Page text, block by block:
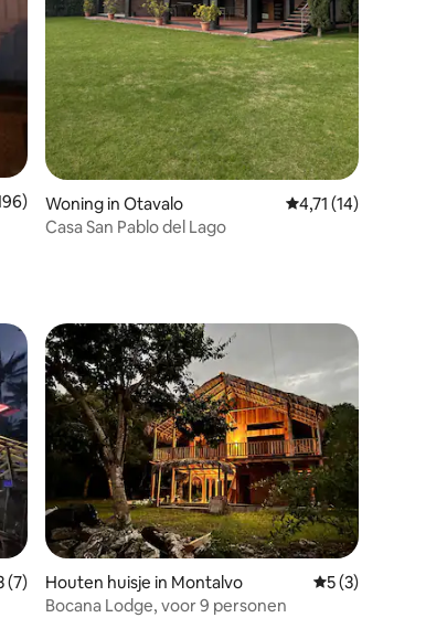
beoordeling van 4,58 op 5, 196 recensies
Woning in Otavalo Gemiddelde
4,71 (14)
Casa San Pablo del Lago
beoordeling van 4,43 op 5, 7 recensies
(7)
Houten huisje in Montalvo Gemiddelde
5 (3)
Bocana Lodge, voor 9 personen